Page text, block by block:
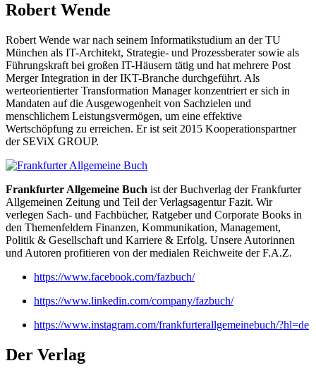
Robert Wende
Robert Wende war nach seinem Informatikstudium an der TU
München als IT-Architekt, Strategie- und Prozessberater sowie als
Führungskraft bei großen IT-Häusern tätig und hat mehrere Post
Merger Integration in der IKT-Branche durchgeführt. Als
werteorientierter Transformation Manager konzentriert er sich in
Mandaten auf die Ausgewogenheit von Sachzielen und
menschlichem Leistungsvermögen, um eine effektive
Wertschöpfung zu erreichen. Er ist seit 2015 Kooperationspartner
der SEViX GROUP.
Frankfurter Allgemeine Buch ist der Buchverlag der Frankfurter
Allgemeinen Zeitung und Teil der Verlagsagentur Fazit. Wir
verlegen Sach- und Fachbücher, Ratgeber und Corporate Books in
den Themenfeldern Finanzen, Kommunikation, Management,
Politik & Gesellschaft und Karriere & Erfolg. Unsere Autorinnen
und Autoren profitieren von der medialen Reichweite der F.A.Z.
https://www.facebook.com/fazbuch/
https://www.linkedin.com/company/fazbuch/
https://www.instagram.com/frankfurterallgemeinebuch/?hl=de
Der Verlag